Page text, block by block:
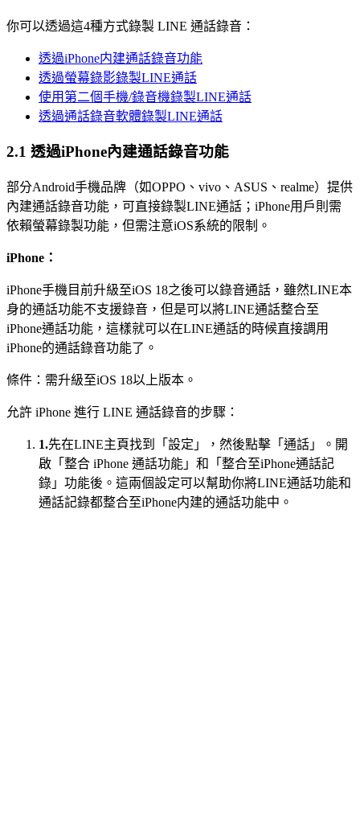
你可以透過這4種方式錄製 LINE 通話錄音：
透過iPhone内建通話錄音功能
透過螢幕錄影錄製LINE通話
使用第二個手機/錄音機錄製LINE通話
透過通話錄音軟體錄製LINE通話
2.1 透過iPhone內建通話錄音功能
部分Android手機品牌（如OPPO、vivo、ASUS、realme）提供
內建通話錄音功能，可直接錄製LINE通話；iPhone用戶則需
依賴螢幕錄製功能，但需注意iOS系統的限制。
iPhone：
iPhone手機目前升級至iOS 18之後可以錄音通話，雖然LINE本
身的通話功能不支援錄音，但是可以將LINE通話整合至
iPhone通話功能，這樣就可以在LINE通話的時候直接調用
iPhone的通話錄音功能了。
條件：需升級至iOS 18以上版本。
允許 iPhone 進行 LINE 通話錄音的步驟：
1.先在LINE主頁找到「設定」，然後點擊「通話」。開
啟「整合 iPhone 通話功能」和「整合至iPhone通話記
錄」功能後。這兩個設定可以幫助你將LINE通話功能和
通話記錄都整合至iPhone内建的通話功能中。